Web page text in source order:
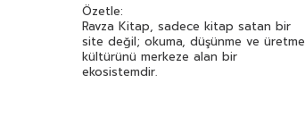
Özetle:
Ravza Kitap, sadece kitap satan bir
site değil; okuma, düşünme ve üretme
kültürünü merkeze alan bir
ekosistemdir.